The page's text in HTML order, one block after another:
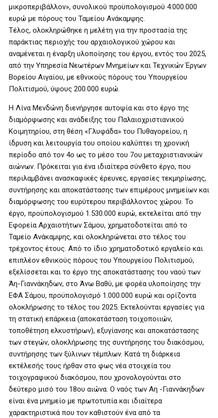
μικροπεριβάλλον», συνολικού προϋπολογισμού 4.000.000
ευρώ με πόρους του Ταμείου Ανάκαμψης.
Τέλος, ολοκληρώθηκε η μελέτη για την προστασία της
παράκτιας περιοχής του αρχαιολογικού χώρου και
αναμένεται η έναρξη υλοποίησης του έργου, εντός του 2025,
από την Υπηρεσία Νεωτέρων Μνημείων και Τεχνικών Έργων
Βορείου Αιγαίου, με εθνικούς πόρους του Υπουργείου
Πολιτισμού, ύψους 200.000 ευρώ.
Η Λίνα Μενδώνη διενήργησε αυτοψία και στο έργο της
διαμόρφωσης και ανάδειξης του Παλαιοχριστιανικού
Κοιμητηρίου, στη θέση «Γλυφάδα» του Πυθαγορείου, η
ίδρυση και λειτουργία του οποίου καλύπτει τη χρονική
περίοδο από τον 4ο ως τo μέσo του 7ου μεταχριστιανικών
αιώνων. Πρόκειται για ένα ιδιαίτερα σύνθετο έργο, που
περιλαμβάνει ανασκαφικές έρευνες, εργασίες τεκμηρίωσης,
συντήρησης και αποκατάστασης των επιμέρους μνημείων και
διαμόρφωσης του ευρύτερου περιβάλλοντος χώρου. Το
έργο, προϋπολογισμού 1.530.000 ευρώ, εκτελείται από την
Εφορεία Αρχαιοτήτων Σάμου, χρηματοδοτείται από το
Ταμείο Ανάκαμψης, και ολοκληρώνεται στο τέλος του
τρέχοντος έτους. Από το ίδιο χρηματοδοτικό εργαλείο και
επιπλέον εθνικούς πόρους του Υπουργείου Πολιτισμού,
εξελίσσεται και το έργο της αποκατάστασης του ναού των
Άη-Γιαννάκηδων, στο Άνω Βαθύ, με φορέα υλοποίησης την
ΕΦΑ Σάμου, προϋπολογισμό 1.000.000 ευρώ και ορίζοντα
ολοκλήρωσης το τέλος του 2025. Εκτελούνται εργασίες για
τη στατική επάρκεια (αποκατάσταση τοιχοποιιών,
τοποθέτηση ελκυστήρων), εξυγίανσης και αποκατάστασης
των στεγών, ολοκλήρωσης της συντήρησης του διακόσμου,
συντήρησης των ξύλινων τέμπλων. Κατά τη διάρκεια
εκτέλεσής τους ήρθαν στο φως νέα στοιχεία του
τοιχογραφικού διακόσμου, που χρονολογούνται στο
δεύτερο μισό του 18ου αιώνα. Ο ναός των Αη -Γιαννάκηδων
είναι ένα μνημείο με πρωτοτυπία και ιδιαίτερα
χαρακτηριστικά που τον καθιστούν ένα από τα